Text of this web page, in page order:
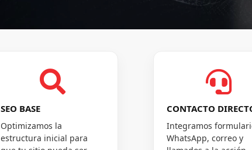

SEO BASE
Optimizamos la
estructura inicial para

CONTACTO
Integramos
WhatsApp, correo y